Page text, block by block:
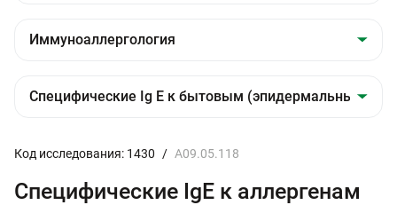
Код исследования: 1430 / A09.05.118
Специфические IgE к аллергенам